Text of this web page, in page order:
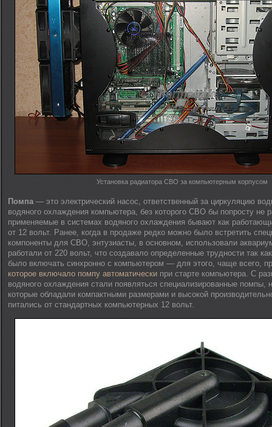
Установка радиатора СВО за компьютерным корпусом
Помпа — это электрический насос, ответственный за циркуляцию
водяного охлаждения компьютера, без которого СВО бы попросту не
применяемые в системах водяного охлаждения бывают как
от 12 вольт. Ранее, когда в продаже редко можно было встретить
компоненты для СВО, энтузиасты, в основном, использовали
работали от 220 вольт, что создавало определенные трудности так
было включать синхронно с компьютером — для этого, чаще всего,
которое включало помпу автоматически при старте компьютера. С
водяного охлаждения стали появляться специализированные помпы,
которые обладали компактными размерами и высокой
питались от стандартных компьютерных 12 вольт.